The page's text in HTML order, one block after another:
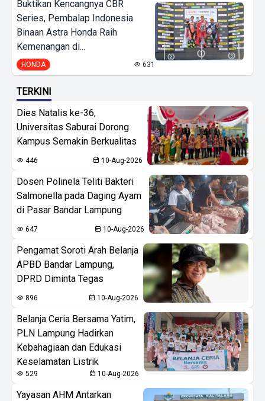
Buktikan Kencangnya CBR
Series, Pembalap Indonesia
Binaan Astra Honda Raih
Kemenangan di...
HONDA 631
TERKINI
Dies Natalis ke-36,
Universitas Saburai Dorong
Kampus Semakin Berkualitas
446 10-Aug-2026
Dosen Polinela Teliti Bakteri
Salmonella pada Daging Ayam
di Pasar Bandar Lampung
647 10-Aug-2026
Pengamat Soroti Arah Belanja
APBD Bandar Lampung,
DPRD Diminta Tegas
896 10-Aug-2026
Belanja Ceria Bersama Yatim,
PLN Lampung Hadirkan
Kebahagiaan dan Edukasi
Keselamatan Listrik
529 10-Aug-2026
Yayasan AHM Antarkan